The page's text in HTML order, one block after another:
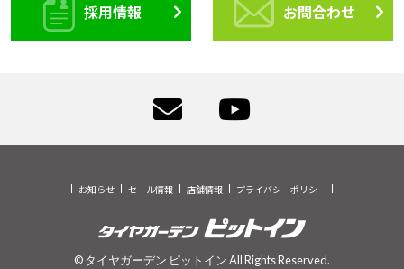
採用情報 お問合わせ
お知らせ セール情報 店舗情報 プライバシーポリシー
© タイヤガーデン ピットイン All Rights Reserved.